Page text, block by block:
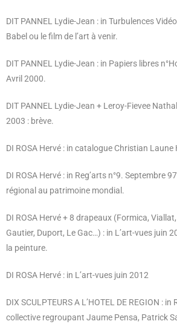
DIT PANNEL Lydie-Jean : in Turbulences
Babel ou le film de l’art à venir.
DIT PANNEL Lydie-Jean : in Papiers libres
Avril 2000.
DIT PANNEL Lydie-Jean + Leroy-Fievee
2003 : brève.
DI ROSA Hervé : in catalogue Christian Laune
DI ROSA Hervé : in Reg’arts n°9. Septembre
régional au patrimoine mondial.
DI ROSA Hervé + 8 drapeaux (Formica,
Gautier, Duport, Le Gac…) : in L’art-vues juin
la peinture.
DI ROSA Hervé : in L’art-vues juin 2012
DIX SCULPTEURS A L’HOTEL DE REGION : in
collective regroupant Jaume Pensa, Patrick